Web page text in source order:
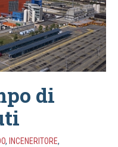
di
, INCENERITORE,